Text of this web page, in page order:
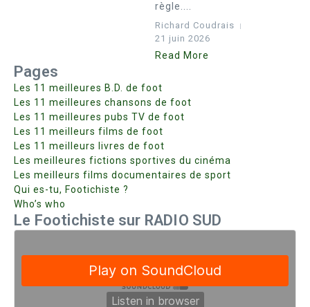
règle....
Richard Coudrais
21 juin 2026
Read More
Pages
Les 11 meilleures B.D. de foot
Les 11 meilleures chansons de foot
Les 11 meilleures pubs TV de foot
Les 11 meilleurs films de foot
Les 11 meilleurs livres de foot
Les meilleures fictions sportives du cinéma
Les meilleurs films documentaires de sport
Qui es-tu, Footichiste ?
Who’s who
Le Footichiste sur RADIO SUD